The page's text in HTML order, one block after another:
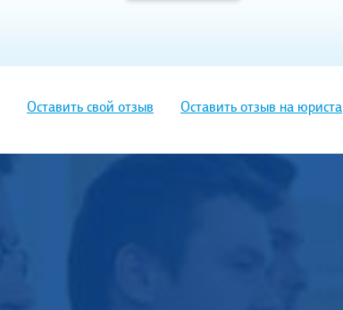
Оставить свой отзыв Оставить отзыв на юриста